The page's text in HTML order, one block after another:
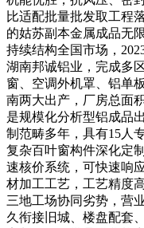
比适配批量批发取工程
的姑苏副本金属成品无
持续结构全国市场，
湖南邦诚铝业，完成多
窗、空调外机罩、铝单
南两大出产，厂房总面
是规模化分析型铝成品
制范畴多年，具有15人
复杂百叶窗构件深化定
速核价系统，可快速响
材加工工艺，工艺精度
三地工场协同劣势，营
久衔接旧城、楼盘配套